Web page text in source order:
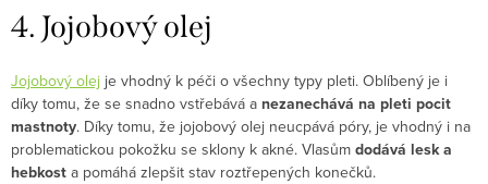
4. Jojobový olej
Jojobový olej je vhodný k péči o všechny typy pleti. Oblíbený je i
díky tomu, že se snadno vstřebává a nezanechává na pleti pocit
mastnoty. Díky tomu, že jojobový olej neucpává póry, je vhodný i na
problematickou pokožku se sklony k akné. Vlasům dodává lesk a
hebkost a pomáhá zlepšit stav roztřepených konečků.